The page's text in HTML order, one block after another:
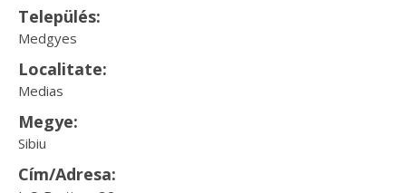
Település:
Medgyes
Localitate:
Medias
Megye:
Sibiu
Cím/Adresa: